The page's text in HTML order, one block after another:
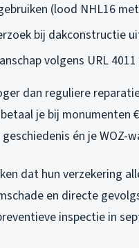
(lood NHL16
bij dakconstructie
volgens URL
dan reguliere
je bij monumenten
én je WOZ-
dat hun verzekering
en directe
inspectie in